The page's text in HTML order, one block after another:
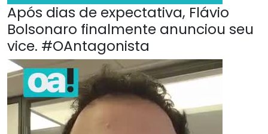
Após dias de expectativa, Flávio
Bolsonaro finalmente anunciou seu
vice. #OAntagonista